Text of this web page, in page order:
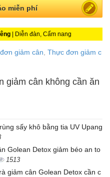
miễn phí
| Diễn đàn, Cẩm nang
giảm cân Thực đơn giảm c
giảm cân không cần ăn
sấy khô bằng tia UV Upang
Golean Detox giảm béo an to
1513
giảm cân Golean Detox cần c